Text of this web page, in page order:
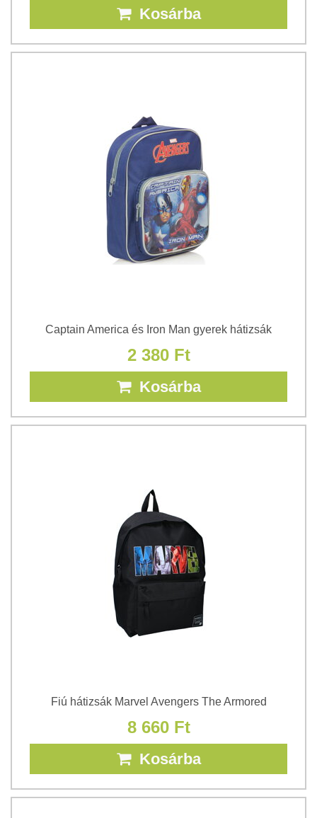
Kosárba
Captain America és Iron Man gyerek hátizsák
2 380 Ft
Kosárba
Fiú hátizsák Marvel Avengers The Armored
8 660 Ft
Kosárba